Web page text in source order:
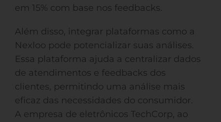
em 15% com base nos feedbacks.
Além disso, integrar plataformas como a
Nexloo pode potencializar suas análises.
Essa plataforma ajuda a centralizar dados
de atendimentos e feedbacks dos
clientes, permitindo uma análise mais
eficaz das necessidades do consumidor.
A empresa de eletrônicos TechCorp, ao